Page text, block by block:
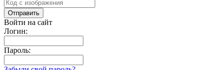
Войти на сайт
Логин:
Пароль: